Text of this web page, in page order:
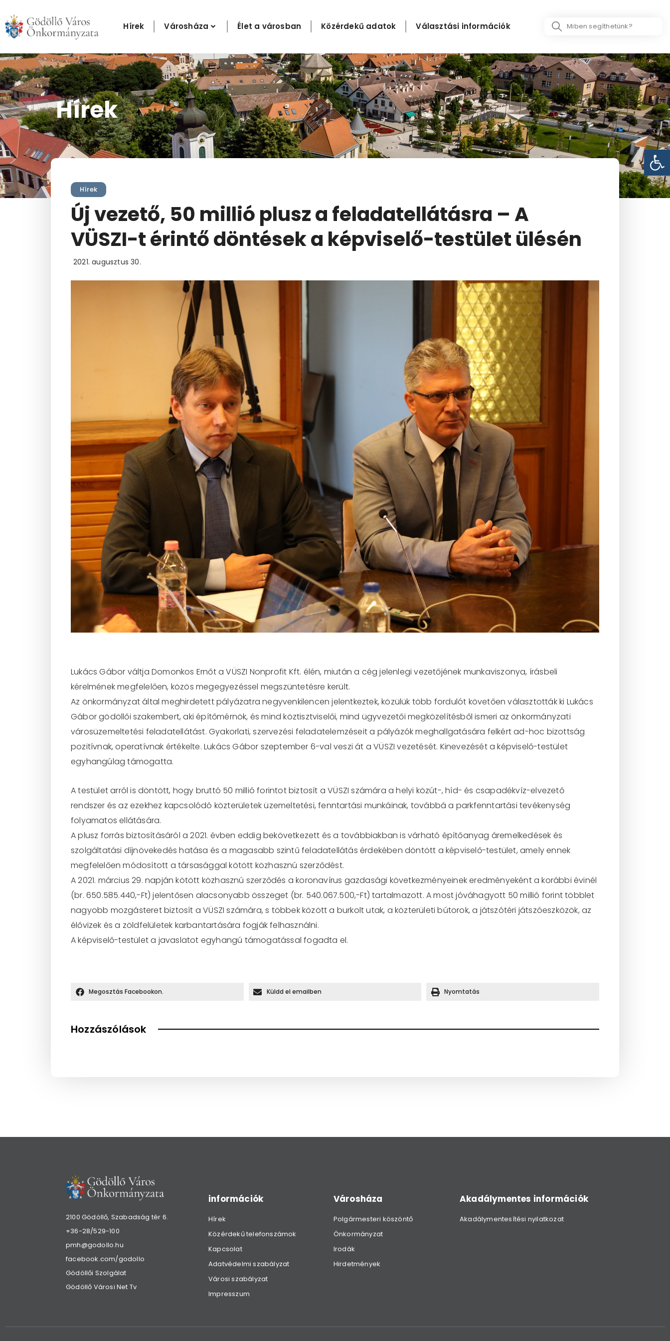
content
Hírek Városháza Élet a városban Közérdekű adatok Választási információk
Search
Hírek
Hírek
Új vezető, 50 millió plusz a feladatellátásra – A
VÜSZI-t érintő döntések a képviselő-testület ülésén
2021. augusztus 30.
Lukács Gábor váltja Domonkos Ernőt a VÜSZI Nonprofit Kft. élén, miután a cég jelenlegi vezetőjének munkaviszonya, írásbeli
kérelmének megfelelően, közös megegyezéssel megszüntetésre került.
Az önkormányzat által meghirdetett pályázatra negyvenkilencen jelentkeztek, közülük több fordulót követően választották ki Lukács
Gábor gödöllői szakembert, aki építőmérnök, és mind köztisztviselői, mind ügyvezetői megközelítésből ismeri az önkormányzati
városüzemeltetési feladatellátást. Gyakorlati, szervezési feladatelemzéseit a pályázók meghallgatására felkért ad-hoc bizottság
pozitívnak, operatívnak értékelte. Lukács Gábor szeptember 6-val veszi át a VÜSZI vezetését. Kinevezését a képviselő-testület
egyhangúlag támogatta.
A testület arról is döntött, hogy bruttó 50 millió forintot biztosít a VÜSZI számára a helyi közút-, híd- és csapadékvíz-elvezető
rendszer és az ezekhez kapcsolódó közterületek üzemeltetési, fenntartási munkáinak, továbbá a parkfenntartási tevékenység
folyamatos ellátására.
A plusz forrás biztosításáról a 2021. évben eddig bekövetkezett és a továbbiakban is várható építőanyag áremelkedések és
szolgáltatási díjnövekedés hatása és a magasabb szintű feladatellátás érdekében döntött a képviselő-testület, amely ennek
megfelelően módosított a társasággal kötött közhasznú szerződést.
A 2021. március 29. napján kötött közhasznú szerződés a koronavírus gazdasági következményeinek eredményeként a korábbi évinél
(br. 650.585.440,-Ft) jelentősen alacsonyabb összeget (br. 540.067.500,-Ft) tartalmazott. A most jóváhagyott 50 millió forint többlet
nagyobb mozgásteret biztosít a VÜSZI számára, s többek között a burkolt utak, a közterületi bútorok, a játszótéri játszóeszközök, az
élővizek és a zöldfelületek karbantartására fogják felhasználni.
A képviselő-testület a javaslatot egyhangú támogatással fogadta el.
Megosztás Facebookon. Küldd el emailben Nyomtatás
Hozzászólások
2100 Gödöllő, Szabadság tér 6.
+36-28/529-100
pmh@godollo.hu
facebook.com/godollo
Gödöllői Szolgálat
Gödöllő Városi Net Tv
információk
Hírek
Közérdekű telefonszámok
Kapcsolat
Adatvédelmi szabályzat
Városi szabályzat
Impresszum
Városháza
Polgármesteri köszöntő
Önkormányzat
Irodák
Hirdetmények
Akadálymentes információk
Akadálymentesítési nyilatkozat